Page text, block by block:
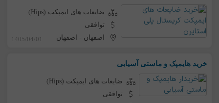
ضایعات های ایمپکت (Hips)
توافقی
اصفهان - اصفهان 1405/04/01
خرید هایمپک و ماستی آسیابی
ضایعات های ایمپکت (Hips)
توافقی